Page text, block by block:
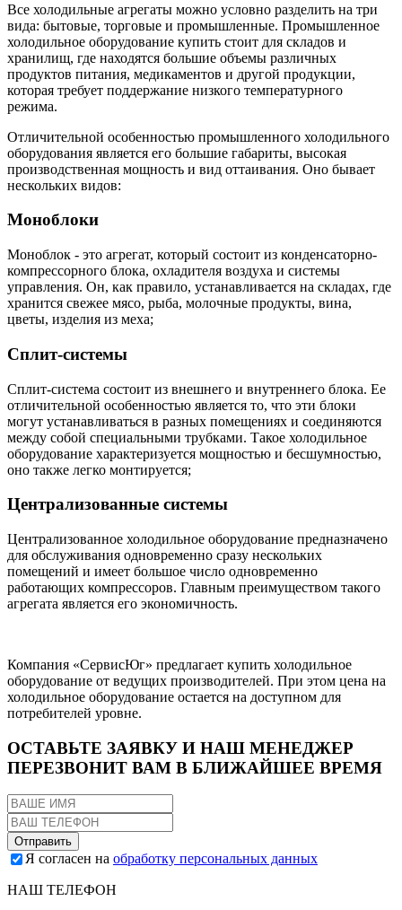
Все холодильные агрегаты можно условно разделить на три
вида: бытовые, торговые и промышленные. Промышленное
холодильное оборудование купить стоит для складов и
хранилищ, где находятся большие объемы различных
продуктов питания, медикаментов и другой продукции,
которая требует поддержание низкого температурного
режима.
Отличительной особенностью промышленного холодильного
оборудования является его большие габариты, высокая
производственная мощность и вид оттаивания. Оно бывает
нескольких видов:
Моноблоки
Моноблок - это агрегат, который состоит из конденсаторно-
компрессорного блока, охладителя воздуха и системы
управления. Он, как правило, устанавливается на складах, где
хранится свежее мясо, рыба, молочные продукты, вина,
цветы, изделия из меха;
Сплит-системы
Сплит-система состоит из внешнего и внутреннего блока. Ее
отличительной особенностью является то, что эти блоки
могут устанавливаться в разных помещениях и соединяются
между собой специальными трубками. Такое холодильное
оборудование характеризуется мощностью и бесшумностью,
оно также легко монтируется;
Централизованные системы
Централизованное холодильное оборудование предназначено
для обслуживания одновременно сразу нескольких
помещений и имеет большое число одновременно
работающих компрессоров. Главным преимуществом такого
агрегата является его экономичность.
Компания «СервисЮг» предлагает купить холодильное
оборудование от ведущих производителей. При этом цена на
холодильное оборудование остается на доступном для
потребителей уровне.
ОСТАВЬТЕ ЗАЯВКУ И НАШ МЕНЕДЖЕР
ПЕРЕЗВОНИТ ВАМ В БЛИЖАЙШЕЕ ВРЕМЯ
Я согласен на обработку персональных данных
НАШ ТЕЛЕФОН